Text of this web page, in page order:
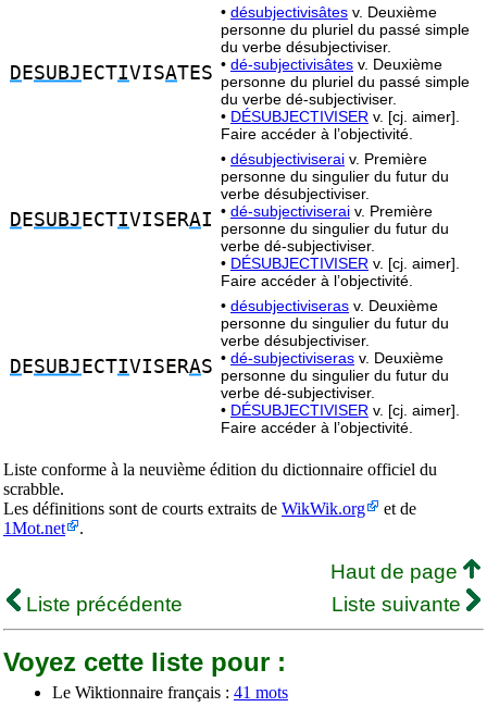
D ESUBJ ECTIVISATES
• désubjectivisâtes v. Deuxième
personne du pluriel du passé simple
du verbe désubjectiviser.
• dé-subjectivisâtes v. Deuxième
personne du pluriel du passé simple
du verbe dé-subjectiviser.
• DÉSUBJECTIVISER v. [cj. aimer].
Faire accéder à l’objectivité.
D ESUBJ ECTIVISERAI
• désubjectiviserai v. Première
personne du singulier du futur du
verbe désubjectiviser.
• dé-subjectiviserai v. Première
personne du singulier du futur du
verbe dé-subjectiviser.
• DÉSUBJECTIVISER v. [cj. aimer].
Faire accéder à l’objectivité.
D ESUBJ ECTIVISERAS
• désubjectiviseras v. Deuxième
personne du singulier du futur du
verbe désubjectiviser.
• dé-subjectiviseras v. Deuxième
personne du singulier du futur du
verbe dé-subjectiviser.
• DÉSUBJECTIVISER v. [cj. aimer].
Faire accéder à l’objectivité.
Liste conforme à la neuvième édition du dictionnaire officiel du
scrabble.
Les définitions sont de courts extraits de WikWik.org
et de
1Mot.net
.
Haut de page
Liste précédente
Liste suivante
Voyez cette liste pour :
Le Wiktionnaire français : 41 mots